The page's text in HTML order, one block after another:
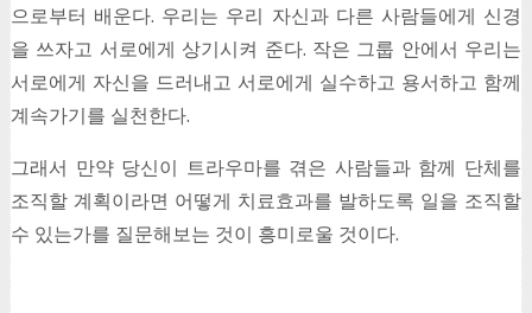
으로부터 배운다. 우리는 우리 자신과 다른 사람들에게 신경
을 쓰자고 서로에게 상기시켜 준다. 작은 그룹 안에서 우리는
서로에게 자신을 드러내고 서로에게 실수하고 용서하고 함께
계속가기를 실천한다.
그래서 만약 당신이 트라우마를 겪은 사람들과 함께 단체를
조직할 계획이라면 어떻게 치료효과를 발하도록 일을 조직할
수 있는가를 질문해보는 것이 흥미로울 것이다.